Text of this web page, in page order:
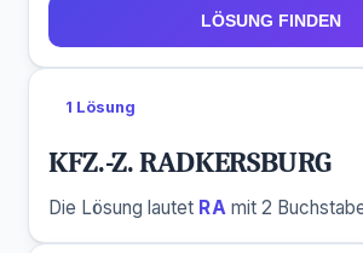
LÖSUNG FINDEN
1 Lösung
KFZ.-Z. RADKERSBURG
Die Lösung lautet RA mit 2